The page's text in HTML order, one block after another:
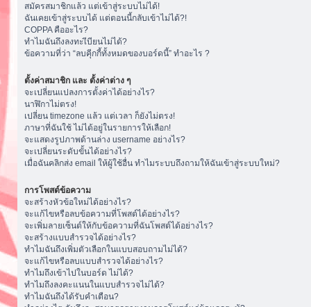
สมัครสมาชิกแล้ว แต่เข้าสู่ระบบไม่ได้!
ฉันเคยเข้าสู่ระบบได้ แต่ตอนนี้กลับเข้าไม่ได้?!
COPPA คืออะไร?
ทำไมฉันถึงลงทะเีบียนไม่ได้?
ข้อความที่ว่า “ลบคุีกกี้ทั้งหมดของบอร์ดนี้” ทำอะไร ?
ตั้งค่าสมาชิก และ ตั้งค่าต่าง ๆ
จะเปลี่ยนแปลงการตั้งค่าได้อย่างไร?
นาฬิกาไม่ตรง!
เปลี่ยน timezone แล้ว แต่เวลา ก็ยังไม่ตรง!
ภาษาที่ฉันใช้ ไม่ได้อยู่ในรายการให้เลือก!
จะแสดงรูปภาพด้านล่าง username อย่างไร?
จะเปลี่ยนระดับขั้นได้อย่างไร?
เมื่อฉันคลิกส่ง email ให้ผู้ใช้อื่น ทำไมระบบถึงถามให้ฉันเข้าสู่ระบบใหม่?
การโพสต์ข้อความ
จะสร้างหัวข้อใหม่ได้อย่างไร?
จะแก้ไขหรือลบข้อความที่โพสต์ได้อย่างไร?
จะเพิ่มลายเซ็นต์ให้กับข้อความที่ฉันโพสต์ได้อย่างไร?
จะสร้างแบบสำรวจได้อย่างไร?
ทำไมฉันถึงเพิ่มตัวเลือกในแบบสอบถามไม่ได้?
จะแก้ไขหรือลบแบบสำรวจได้อย่างไร?
ทำไมถึงเข้าไปในบอร์ด ไม่ได้?
ทำไมถึงลงคะแนนในแบบสำรวจไม่ได้?
ทำไมฉันถึงได้รับคำเตือน?